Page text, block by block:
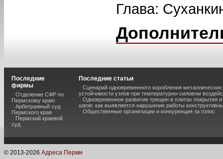
Глава:
Последние
фирмы
Отделение СФР по
Пермскому краю
Арбитражный суд
Пермского края
Пермский краевой
суд
Последние статьи
Сценарий одновременного коробления
устойчивости узлов при температурно-силовом
Одновременное развитие трещин в плитах покрытия
швов: как выявляется нарушение работы
Общественные организации и конкуренция за голос
© 2013-2026 Адреса Перми